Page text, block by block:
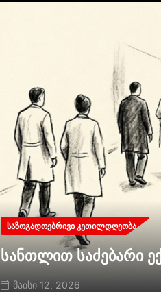
ᲡᲐᲖᲝᲒᲐᲓᲝᲔᲑᲠᲘᲕᲘ ᲙᲔᲗᲘᲚᲓᲦᲔᲝᲑᲐ
სანთლით საძებარი
მაისი 12, 2026